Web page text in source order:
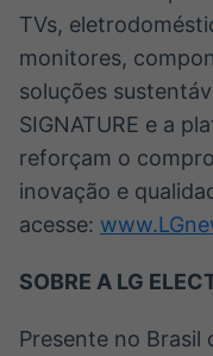
TVs,
monitores,
soluções
SIGNATURE e a
reforçam o
inovação e
acesse:
SOBRE A LG
Presente no Brasil